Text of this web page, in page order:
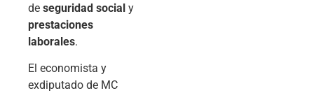
de seguridad social y
prestaciones
laborales.
El economista y
exdiputado de MC